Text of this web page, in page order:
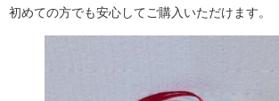
初めての方でも安心してご購入いただけます。